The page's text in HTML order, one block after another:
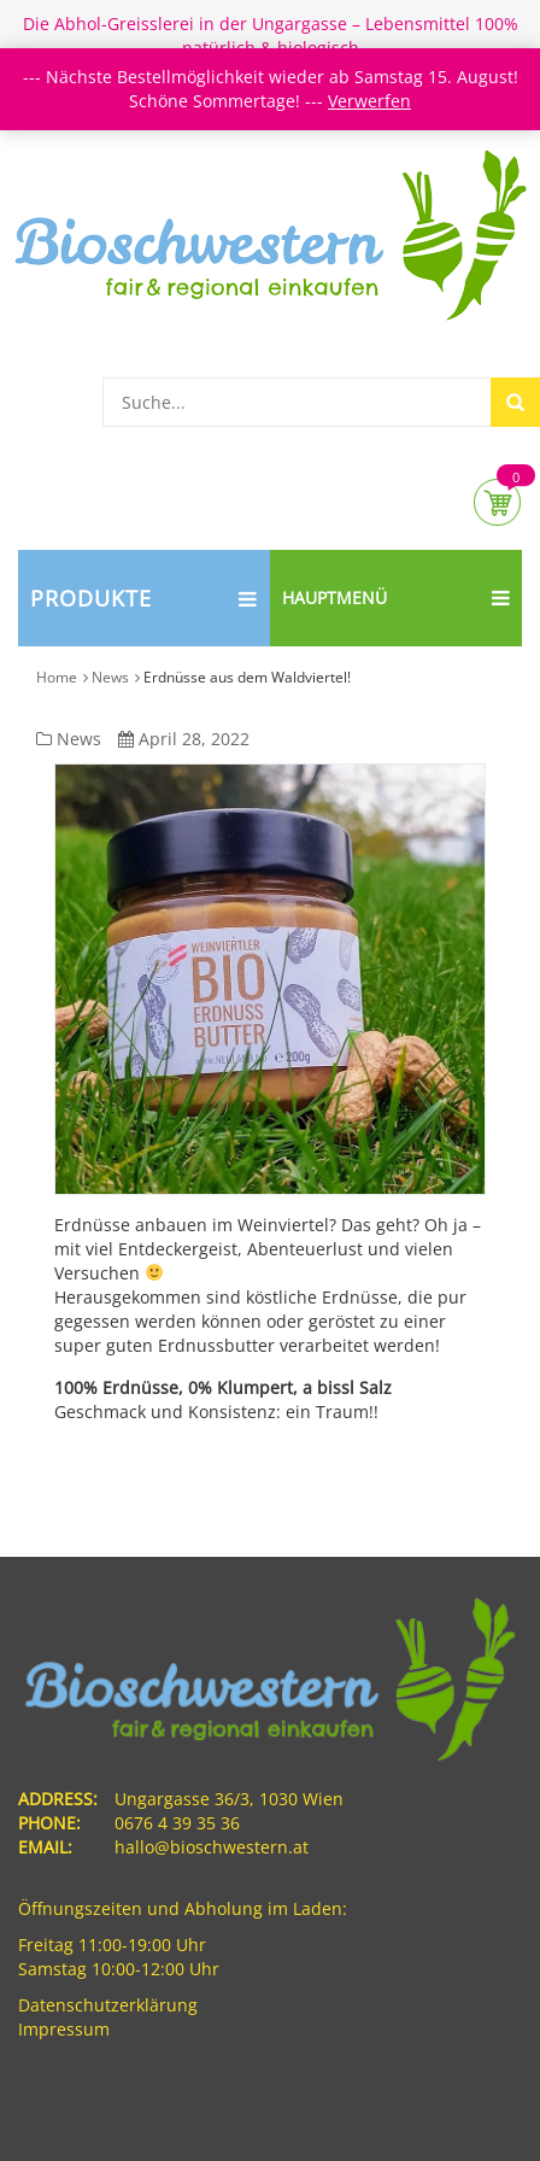
Die Abhol-Greisslerei in der Ungargasse – Lebensmittel 100%
natürlich & biologisch
Login/Register Newsletter Meine Merkzettel
0
PRODUKTE HAUPTMENÜ
Home News Erdnüsse aus dem Waldviertel!
Erdnüsse
aus
dem
Waldviertel!
News April 28, 2022
Erdnüsse anbauen im Weinviertel? Das geht? Oh ja –
mit viel Entdeckergeist, Abenteuerlust und vielen
Versuchen
Herausgekommen sind köstliche Erdnüsse, die pur
gegessen werden können oder geröstet zu einer
super guten Erdnussbutter verarbeitet werden!
100% Erdnüsse, 0% Klumpert, a bissl Salz
Geschmack und Konsistenz: ein Traum!!
ADDRESS:
Ungargasse 36/3, 1030 Wien
PHONE:
0676 4 39 35 36
EMAIL:
hallo@bioschwestern.at
Öffnungszeiten und Abholung im Laden:
Freitag 11:00-19:00 Uhr
Samstag 10:00-12:00 Uhr
Datenschutzerklärung
Impressum
--- Nächste Bestellmöglichkeit wieder ab Samstag 15. August!
Schöne Sommertage! --- Verwerfen